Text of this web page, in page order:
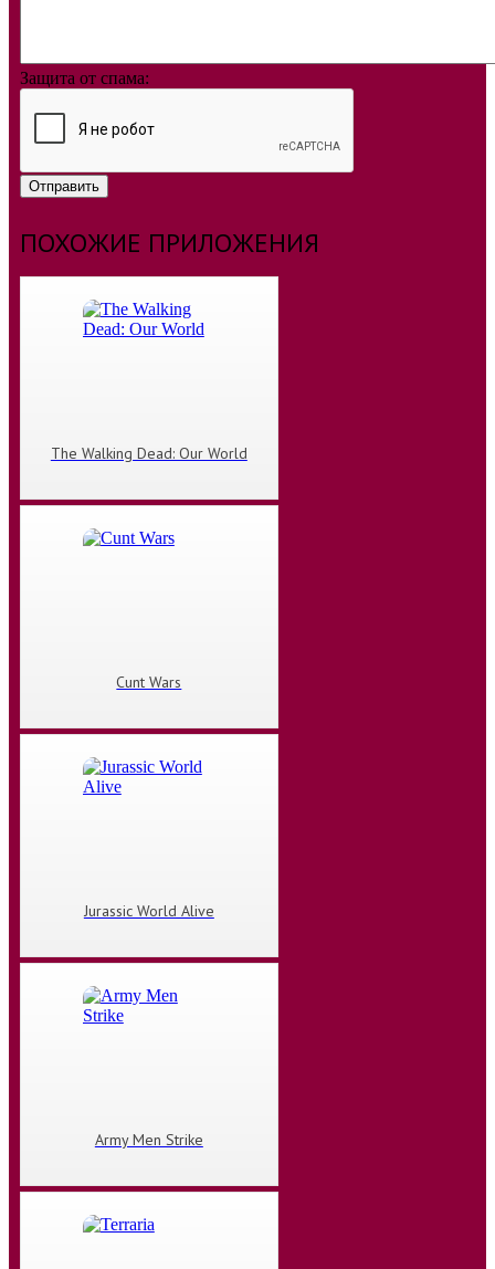
Защита от спама:
Отправить
ПОХОЖИЕ ПРИЛОЖЕНИЯ
The Walking Dead: Our World
Cunt Wars
Jurassic World Alive
Army Men Strike